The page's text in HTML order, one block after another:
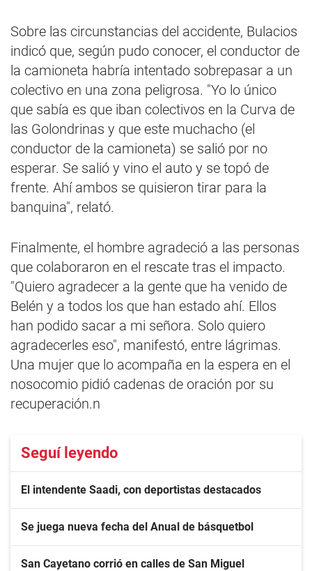
Sobre las circunstancias del accidente, Bulacios
indicó que, según pudo conocer, el conductor de
la camioneta habría intentado sobrepasar a un
colectivo en una zona peligrosa. "Yo lo único
que sabía es que iban colectivos en la Curva de
las Golondrinas y que este muchacho (el
conductor de la camioneta) se salió por no
esperar. Se salió y vino el auto y se topó de
frente. Ahí ambos se quisieron tirar para la
banquina", relató.
Finalmente, el hombre agradeció a las personas
que colaboraron en el rescate tras el impacto.
"Quiero agradecer a la gente que ha venido de
Belén y a todos los que han estado ahí. Ellos
han podido sacar a mi señora. Solo quiero
agradecerles eso", manifestó, entre lágrimas.
Una mujer que lo acompaña en la espera en el
nosocomio pidió cadenas de oración por su
recuperación.n
Seguí leyendo
El intendente Saadi, con deportistas destacados
Se juega nueva fecha del Anual de básquetbol
San Cayetano corrió en calles de San Miguel